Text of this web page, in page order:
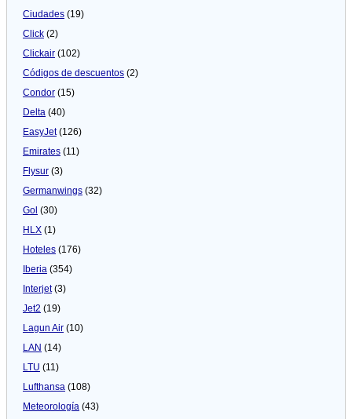
Ciudades (19)
Click (2)
Clickair (102)
Códigos de descuentos (2)
Condor (15)
Delta (40)
EasyJet(126)
Emirates (11)
Flysur (3)
Germanwings (32)
Gol (30)
HLX (1)
Hoteles (176)
Iberia (354)
Interjet(3)
Jet2 (19)
Lagun Air (10)
LAN (14)
LTU (11)
Lufthansa (108)
Meteorologí­a (43)